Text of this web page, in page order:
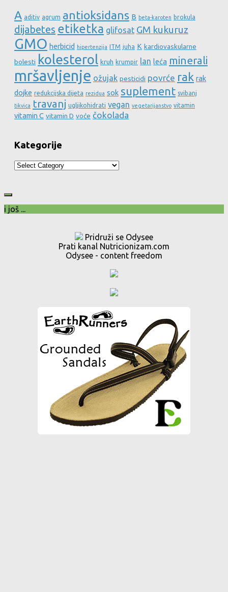
A aditiv agrum antioksidans B beta-karoten brokula
dijabetes etiketka glifosat GM kukuruz
GMO herbicid hipertenzija ITM juha K kardiovaskularne
bolesti kolesterol kruh krumpir lan leća minerali
mršavljenje ožujak pesticidi povrće rak rak
dojke redukcijska dijeta rezidua sok suplement svibanj
tikvica travanj ugljikohidrati vegan vegetarijanstvo vitamin
vitamin C vitamin D voće čokolada
Kategorije
Kategorije
i još ...
Pridruži se Odysee
Prati kanal Nutricionizam.com
Odysee - content freedom